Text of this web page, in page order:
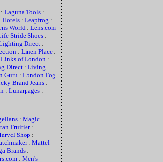
: Laguna Tools :
Hotels : Leapfrog :
World : Lens.com
Stride Shoes :
Direct :
: Linen Place :
Links of London :
Direct : Living
Guru : London Fog
Brand Jeans :
: Lunarpages :
: Magic
Fruitier:
Shop :
: Mattel
Brands :
: Men's